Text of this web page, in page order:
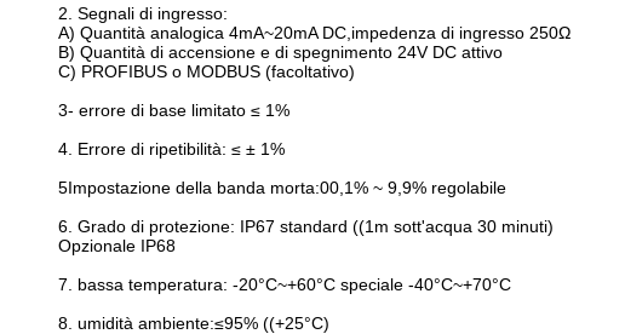
2. Segnali di ingresso:
A) Quantità analogica 4mA~20mA DC,impedenza di ingresso 250Ω
B) Quantità di accensione e di spegnimento 24V DC attivo
C) PROFIBUS o MODBUS (facoltativo)
3- errore di base limitato ≤ 1%
4. Errore di ripetibilità: ≤ ± 1%
5Impostazione della banda morta:00,1% ~ 9,9% regolabile
6. Grado di protezione: IP67 standard ((1m sott'acqua 30 minuti)
Opzionale IP68
7. bassa temperatura: -20°C~+60°C speciale -40°C~+70°C
8. umidità ambiente:≤95% ((+25°C)